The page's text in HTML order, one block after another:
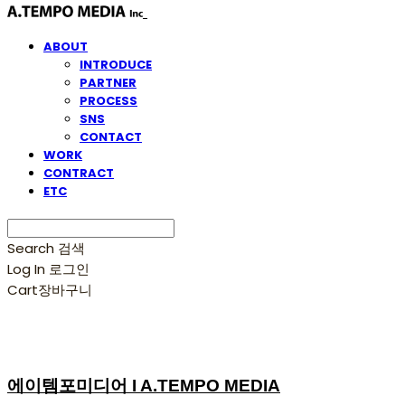
ABOUT
INTRODUCE
PARTNER
PROCESS
SNS
CONTACT
WORK
CONTRACT
ETC
Search 검색
Log In 로그인
Cart장바구니
에이템포미디어 I A.TEMPO MEDIA